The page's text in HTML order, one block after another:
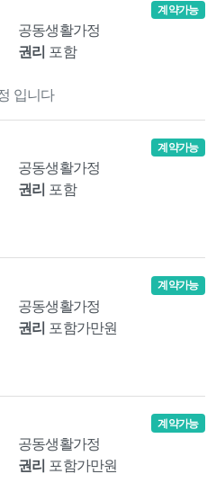
공동생활가정
권리 포함
계약가능
입니다
공동생활가정
권리 포함
계약가능
공동생활가정
권리 포함가만원
계약가능
공동생활가정
권리 포함가만원
계약가능